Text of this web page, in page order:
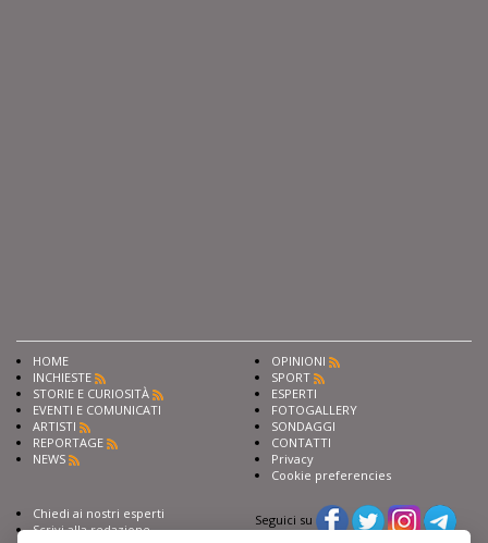
HOME
INCHIESTE
STORIE E CURIOSITÀ
EVENTI E COMUNICATI
ARTISTI
REPORTAGE
NEWS
OPINIONI
SPORT
ESPERTI
FOTOGALLERY
SONDAGGI
CONTATTI
Privacy
Cookie preferencies
Chiedi ai nostri esperti
Scrivi alla redazione
Seguici su